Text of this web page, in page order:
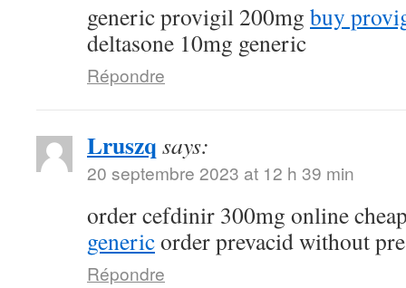
generic provigil 200mg buy
deltasone 10mg generic
Répondre
Lruszq says:
20 septembre 2023 at 12 h 39 min
order cefdinir 300mg online
genericorder prevacid without
Répondre